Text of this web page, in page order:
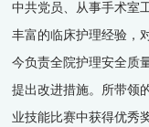
中共党员、从事手术室
丰富的临床护理经验，
今负责全院护理安全质
提出改进措施。所带领
业技能比赛中获得优秀奖